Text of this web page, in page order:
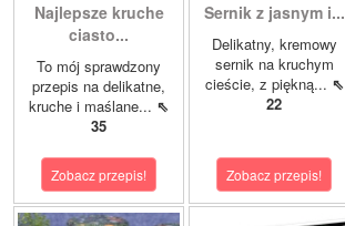
Najlepsze kruche
ciasto...
To mój sprawdzony
przepis na delikatne,
kruche i maślane... ⇖
35
Zobacz przepis!
Sernik z jasnym i...
Delikatny, kremowy
sernik na kruchym
cieście, z piękną... ⇖
22
Zobacz przepis!